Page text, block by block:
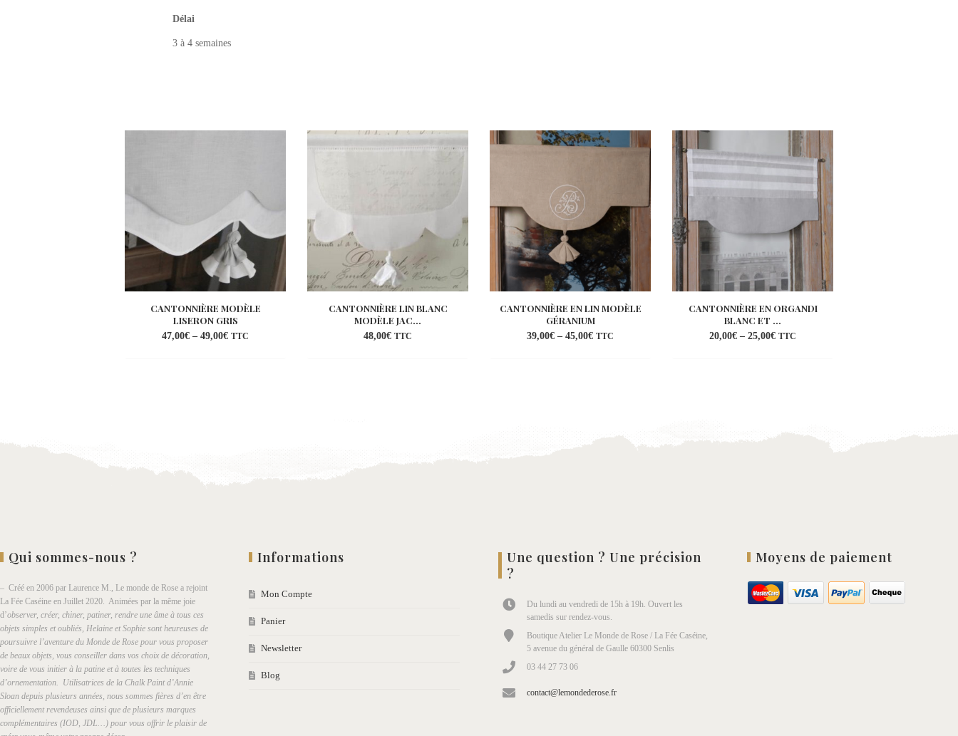
Délai
3 à 4 semaines
CANTONNIÈRE MODÈLE
LISERON GRIS
47,00€ – 49,00€ TTC
CANTONNIÈRE LIN BLANC
MODÈLE JAC...
48,00€ TTC
CANTONNIÈRE EN LIN MODÈLE
GÉRANIUM
39,00€ – 45,00€ TTC
CANTONNIÈRE EN ORGANDI
BLANC ET ...
20,00€ – 25,00€ TTC
Qui sommes-nous ?
– Créé en 2006 par Laurence M., Le monde de Rose a rejoint
La Fée Caséine en Juillet 2020. Animées par la même joie
d’observer, créer, chiner, patiner, rendre une âme à tous ces
objets simples et oubliés, Helaine et Sophie sont heureuses de
poursuivre l’aventure du Monde de Rose pour vous proposer
de beaux objets, vous conseiller dans vos choix de décoration,
voire de vous initier à la patine et à toutes les techniques
d’ornementation. Utilisatrices de la Chalk Paint d’Annie
Sloan depuis plusieurs années, nous sommes fières d’en être
officiellement revendeuses ainsi que de plusieurs marques
complémentaires (IOD, JDL…) pour vous offrir le plaisir de
Informations
Mon Compte
Panier
Newsletter
Blog
Une question ? Une précision
?
Du lundi au vendredi de 15h à 19h. Ouvert les
samedis sur rendez-vous.
Boutique Atelier Le Monde de Rose / La Fée Caséine,
5 avenue du général de Gaulle 60300 Senlis
03 44 27 73 06
contact@lemondederose.fr
Moyens de paiement